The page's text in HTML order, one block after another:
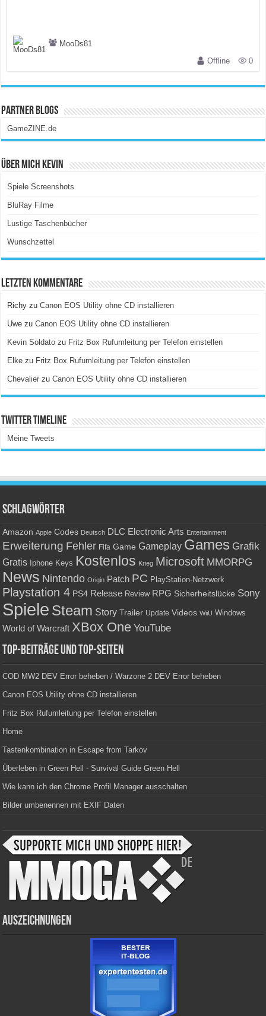
MooDs81
Offline
0
Partner Blogs
GameZINE.de
Über Mich Kevin
Spiele Screenshots
BluRay Filme
Lustige Taschenbücher
Wunschzettel
Letzten Kommentare
Richy zuCanon EOS Utility ohne CD installieren
Uwe zuCanon EOS Utility ohne CD installieren
Kevin Soldato zu Fritz Box Rufumleitung per Telefon einstellen
Elke zu Fritz Box Rufumleitung per Telefon einstellen
Chevalier zuCanon EOS Utility ohne CD installieren
Twitter Timeline
Meine Tweets
Schlagwörter
Amazon Apple Codes Deutsch DLC Electronic Arts Entertainment
Erweiterung Fehler Fifa Game Gameplay Games Grafik
Gratis Iphone Keys Kostenlos Krieg Microsoft MMORPG
News Nintendo Origin Patch PC PlayStation-Netzwerk
Playstation 4 PS4 Release Review RPG Sicherheitslücke Sony
Spiele Steam Story Trailer Update Videos WiiU Windows
World of Warcraft XBox One YouTube
Top-Beiträge und Top-Seiten
COD MW2 DEV Error beheben / Warzone 2 DEV Error beheben
Canon EOS Utility ohne CD installieren
Fritz Box Rufumleitung per Telefon einstellen
Home
Tastenkombination in Escape from Tarkov
Überleben in Green Hell - Survival Guide Green Hell
Wie kann ich den Chrome Profil Manager ausschalten
Bilder umbenennen mit EXIF Daten
Auszeichnungen